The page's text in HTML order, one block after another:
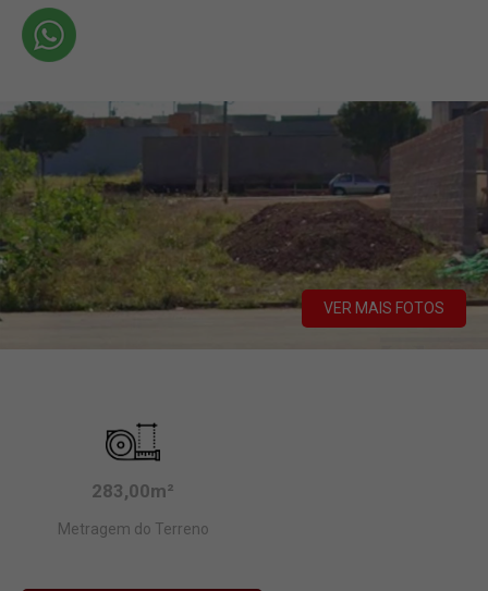
VER MAIS FOTOS
283,00m²
Metragem do Terreno